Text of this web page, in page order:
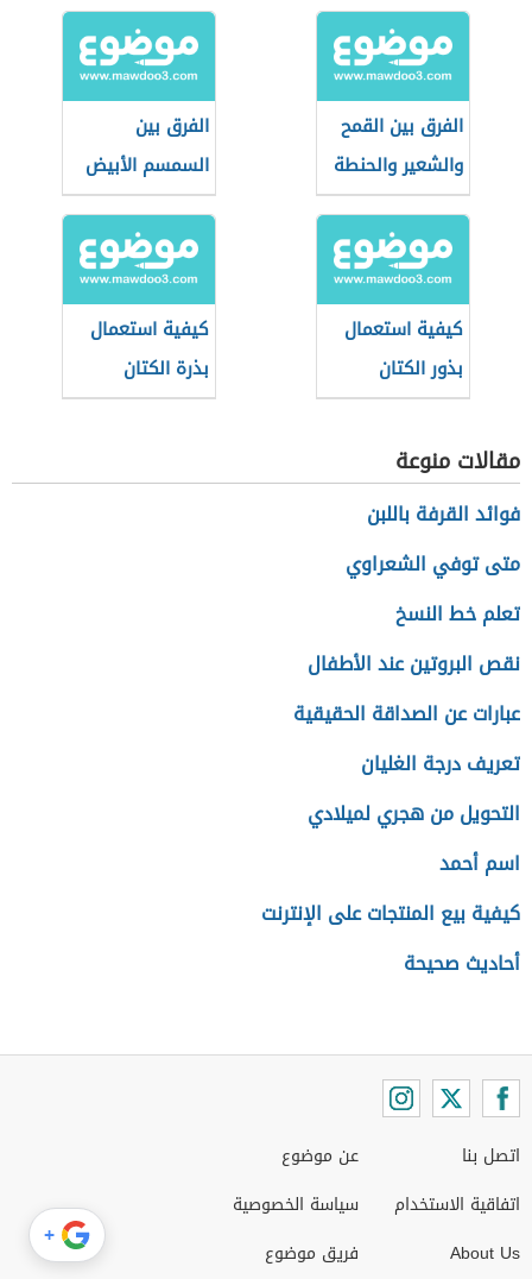
الفرق بين القمح
والشعير والحنطة
الفرق بين
السمسم الأبيض
والأسود
كيفية استعمال
بذور الكتان
لإنقاص الوزن
كيفية استعمال
بذرة الكتان
لإنقاص الوزن
مقالات منوعة
فوائد القرفة باللبن
متى توفي الشعراوي
تعلم خط النسخ
نقص البروتين عند الأطفال
عبارات عن الصداقة الحقيقية
تعريف درجة الغليان
التحويل من هجري لميلادي
اسم أحمد
كيفية بيع المنتجات على الإنترنت
أحاديث صحيحة
اتصل بنا
اتفاقية الاستخدام
About Us
عن موضوع
سياسة الخصوصية
فريق موضوع
+